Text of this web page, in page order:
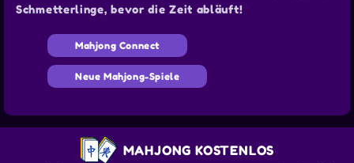
Schmetterlinge, bevor die Zeit abläuft!
Mahjong Connect
Neue Mahjong-Spiele
MAHJONG KOSTENLOS